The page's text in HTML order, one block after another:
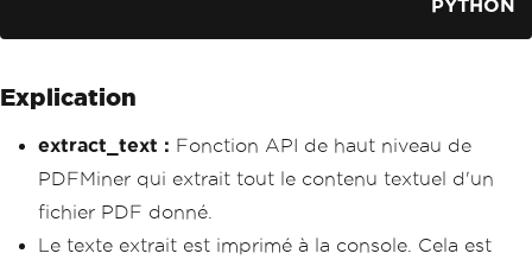
PYTHON
Explication
extract_text : Fonction API de haut niveau de
PDFMiner qui extrait tout le contenu textuel d'un
fichier PDF donné.
Le texte extrait est imprimé à la console. Cela est